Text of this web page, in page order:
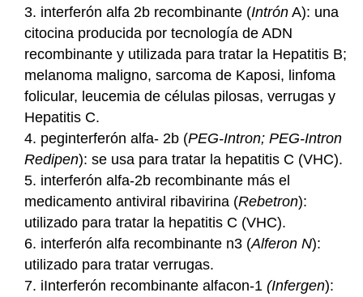
3. interferón alfa 2b recombinante (Intrón A): una
citocina producida por tecnología de ADN
recombinante y utilizada para tratar la Hepatitis B;
melanoma maligno, sarcoma de Kaposi, linfoma
folicular, leucemia de células pilosas, verrugas y
Hepatitis C.
4. peginterferón alfa- 2b (PEG-Intron; PEG-Intron
Redipen):se usa para tratar la hepatitis C (VHC).
5. interferón alfa-2b recombinante más el
medicamento antiviral ribavirina (Rebetron):
utilizado para tratar la hepatitis C (VHC).
6. interferón alfa recombinante n3 (Alferon N):
utilizado para tratar verrugas.
7. iInterferón recombinante alfacon-1 (Infergen):